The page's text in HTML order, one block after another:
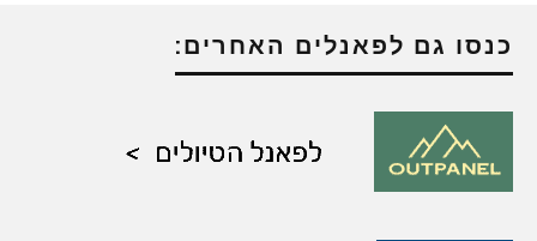
כנסו גם לפאנלים האחרים: